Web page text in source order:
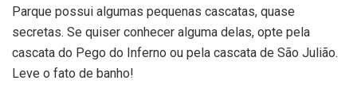
Parque possui algumas pequenas cascatas, quase
secretas. Se quiser conhecer alguma delas, opte pela
cascata do Pego do Inferno ou pela cascata de São Julião.
Leve o fato de banho!